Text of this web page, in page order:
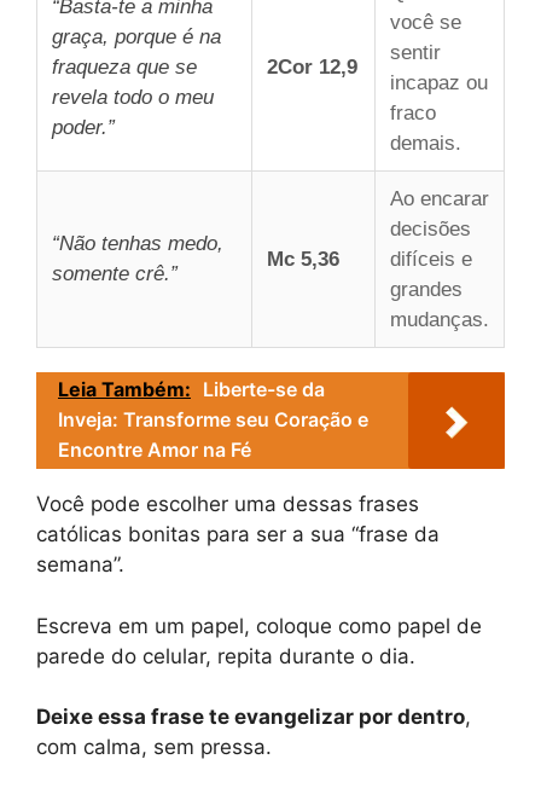
“Basta-te a minha
graça, porque é na
fraqueza que se
revela todo o meu
poder.”
2Cor 12,9
você se
sentir
incapaz ou
fraco
demais.
“Não tenhas medo,
somente crê.”
Mc 5,36
Ao encarar
decisões
difíceis e
grandes
mudanças.
Leia Também: Liberte-se da
Inveja: Transforme seu Coração e
Encontre Amor na Fé
Você pode escolher uma dessas frases
católicas bonitas para ser a sua “frase da
semana”.
Escreva em um papel, coloque como papel de
parede do celular, repita durante o dia.
Deixe essa frase te evangelizar por dentro,
com calma, sem pressa.